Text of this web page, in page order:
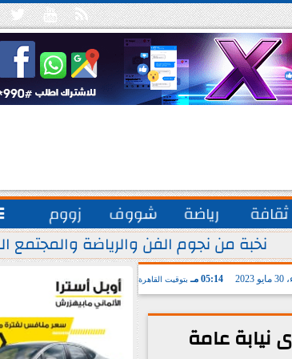
  
ثقافة رياضة شووف زووم
نخبة من نجوم الفن والرياضة
05:14 مـ بتوقيت القاهرة